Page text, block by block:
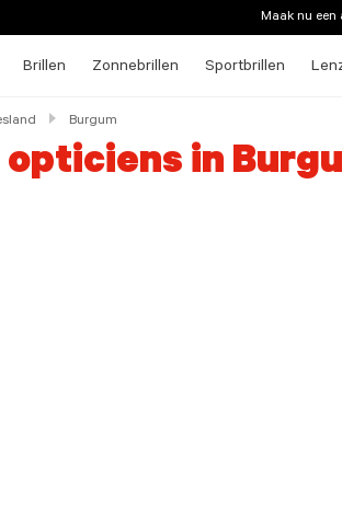
Maak nu
Brillen Zonnebrillen Sportbrillen
Burgum
in